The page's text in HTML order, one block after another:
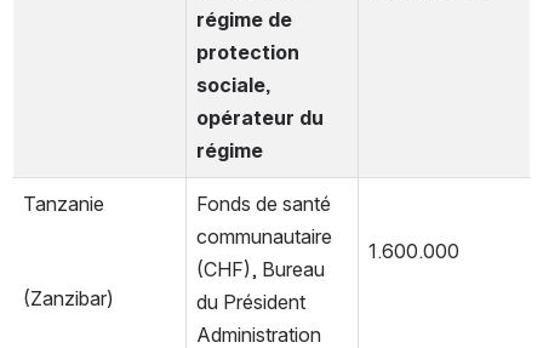
régime de
protection
sociale,
opérateur du
régime
Tanzanie
(Zanzibar)
Fonds de santé
communautaire
(CHF), Bureau
du Président
Administration
1.600.000